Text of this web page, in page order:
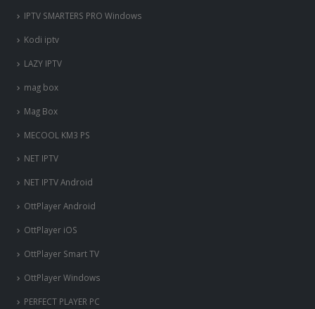
IPTV SMARTERS PRO Windows
Kodi iptv
LAZY IPTV
mag box
Mag Box
MECOOL KM3 PS
NET IPTV
NET IPTV Android
OttPlayer Android
OttPlayer iOS
OttPlayer Smart TV
OttPlayer Windows
PERFECT PLAYER PC